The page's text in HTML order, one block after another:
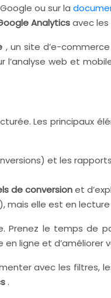
ou sur la
Analyticsavec
, un site d’e-
l’analyse web et
Les principaux
et les
de conversionet
elle est en lecture
le temps de
en ligne et d’améliorer
avec les filtres,
.